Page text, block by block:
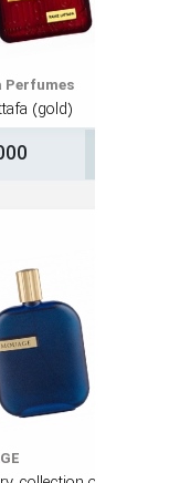
Lattafa Perfumes
ramz lattafa (gold)
3,131,000